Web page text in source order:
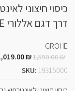
דרך דגם אללורי GROHE
GROHE
1,590.00₪
₪
SKU: 19315000